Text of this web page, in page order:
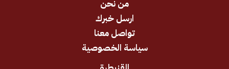
ارسل خبرك
تواصل معنا
سياسة الخصوصية